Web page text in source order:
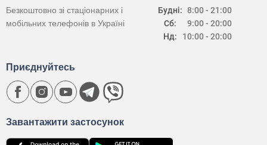
Будні:
Сб:
Нд:
8:00 - 21:00
9:00 - 20:00
10:00 - 20:00
Безкоштовно зі стаціонарних і
мобільних телефонів в Україні
Завантажити застосунок
Приєднуйтесь